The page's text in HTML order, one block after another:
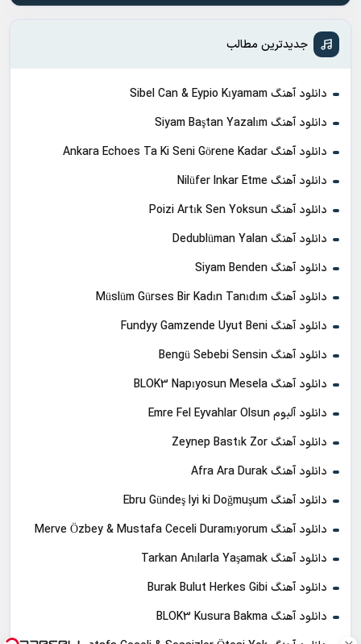
جدیدترین مطالب
دانلود آهنگ Sibel Can & Eypio Kıyamam
دانلود آهنگ Siyam Baştan Yazalım
دانلود آهنگ Ankara Echoes Ta Ki Seni Görene Kadar
دانلود آهنگ Nilüfer Inkar Etme
دانلود آهنگ Poizi Artık Sen Yoksun
دانلود آهنگ Dedublüman Yalan
دانلود آهنگ Siyam Benden
دانلود آهنگ Müslüm Gürses Bir Kadın Tanıdım
دانلود آهنگ Fundyy Gamzende Uyut Beni
دانلود آهنگ Bengü Sebebi Sensin
دانلود آهنگ BLOK3 Napıyosun Mesela
دانلود آلبوم Emre Fel Eyvahlar Olsun
دانلود آهنگ Zeynep Bastık Zor
دانلود آهنگ Afra Ara Durak
دانلود آهنگ Ebru Gündeş Iyi ki Doğmuşum
دانلود آهنگ Merve Özbey & Mustafa Ceceli Duramıyorum
دانلود آهنگ Tarkan Anılarla Yaşamak
دانلود آهنگ Burak Bulut Herkes Gibi
دانلود آهنگ BLOK3 Kusura Bakma